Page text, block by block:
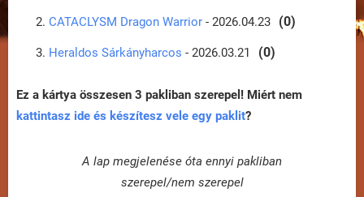
CATACLYSM Dragon Warrior - 2026.04.23 (0)
Heraldos Sárkányharcos - 2026.03.21 (0)
Ez a kártya összesen 3 pakliban szerepel! Miért nem
kattintasz ide és készítesz vele egy paklit?
A lap megjelenése óta ennyi pakliban
szerepel/nem szerepel